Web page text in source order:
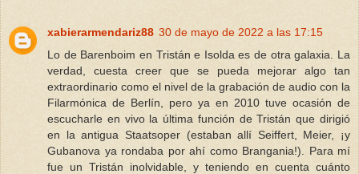
xabierarmendariz88 30 de mayo de 2022 a las 17:15
Lo de Barenboim en Tristán e Isolda es de otra galaxia. La
verdad, cuesta creer que se pueda mejorar algo tan
extraordinario como el nivel de la grabación de audio con la
Filarmónica de Berlín, pero ya en 2010 tuve ocasión de
escucharle en vivo la última función de Tristán que dirigió
en la antigua Staatsoper (estaban allí Seiffert, Meier, ¡y
Gubanova ya rondaba por ahí como Brangania!). Para mí
fue un Tristán inolvidable, y teniendo en cuenta cuánto